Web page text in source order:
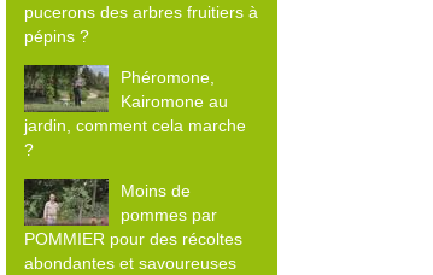
pucerons des arbres fruitiers à
pépins ?
Phéromone,
Kairomone au
jardin, comment cela marche
?
Moins de
pommes par
POMMIER pour des récoltes
abondantes et savoureuses